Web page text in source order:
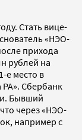
Стать вице-
«НЭО-
прихода
рублей на
е место в
РА». Сбербанк
Бывший
через «НЭО-
например с